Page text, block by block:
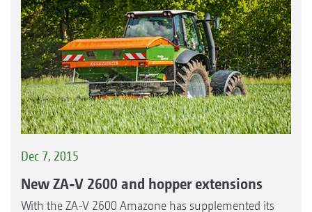
Dec 7, 2015
New ZA-V 2600 and hopper extensions
With the ZA-V 2600 Amazone has supplemented its